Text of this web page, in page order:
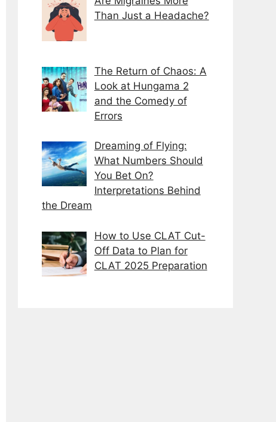
Than Just a Headache?
Thе Rеturn of Chaos: A
Look at Hungama 2
and thе Comеdy of
Errors
Dreaming of Flying:
What Numbers Should
You Bet On?
Interpretations Behind
the Dream
How to Use CLAT Cut-
Off Data to Plan for
CLAT 2025 Preparation